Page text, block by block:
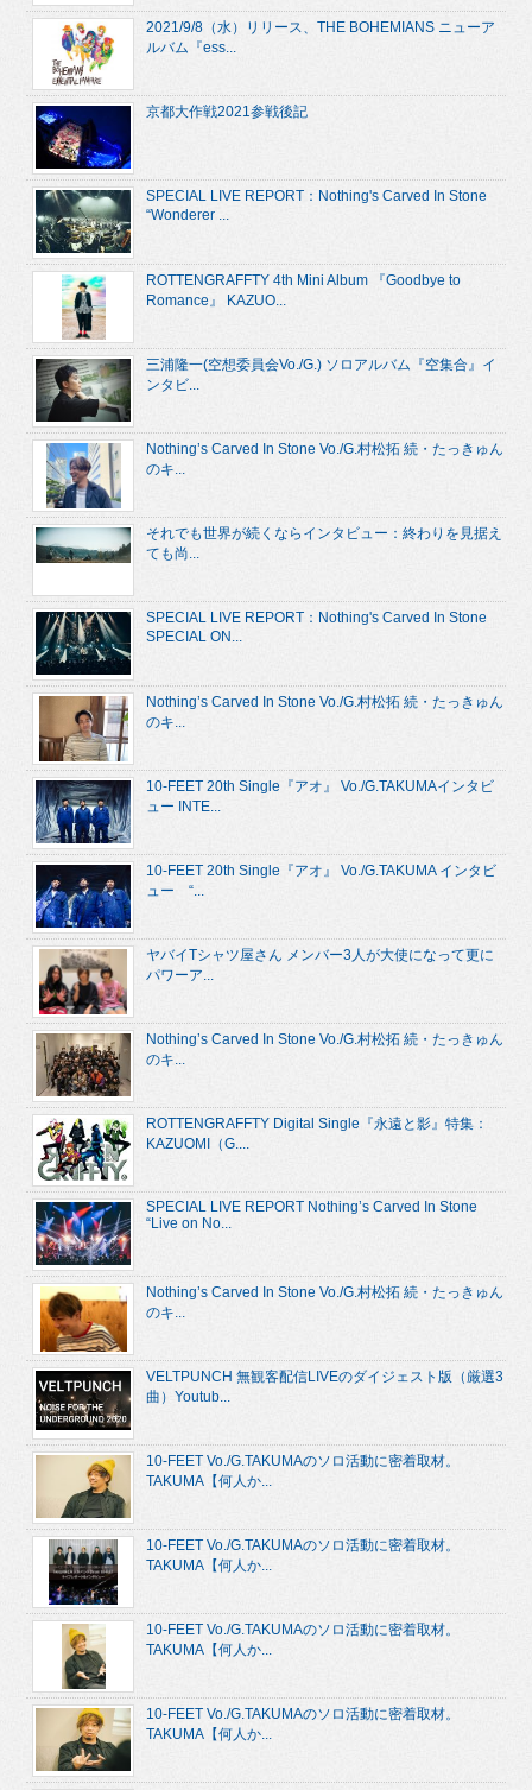
2021/9/8（水）リリース、THE BOHEMIANS ニューア
ルバム『ess...
京都大作戦2021参戦後記
SPECIAL LIVE REPORT：Nothing's Carved In Stone
“Wonderer ...
ROTTENGRAFFTY 4th Mini Album 『Goodbye to
Romance』 KAZUO...
三浦隆一(空想委員会Vo./G.) ソロアルバム『空集合』イ
ンタビ...
Nothing’s Carved In Stone Vo./G.村松拓 続・たっきゅん
のキ...
それでも世界が続くならインタビュー：終わりを見据え
ても尚...
SPECIAL LIVE REPORT：Nothing's Carved In Stone
SPECIAL ON...
Nothing’s Carved In Stone Vo./G.村松拓 続・たっきゅん
のキ...
10-FEET 20th Single『アオ』 Vo./G.TAKUMAインタビ
ュー INTE...
10-FEET 20th Single『アオ』 Vo./G.TAKUMA インタビ
ュー “...
ヤバイTシャツ屋さん メンバー3人が大使になって更に
パワーア...
Nothing’s Carved In Stone Vo./G.村松拓 続・たっきゅん
のキ...
ROTTENGRAFFTY Digital Single『永遠と影』特集：
KAZUOMI（G....
SPECIAL LIVE REPORT Nothing’s Carved In Stone
“Live on No...
Nothing’s Carved In Stone Vo./G.村松拓 続・たっきゅん
のキ...
VELTPUNCH 無観客配信LIVEのダイジェスト版（厳選3
曲）Youtub...
10-FEET Vo./G.TAKUMAのソロ活動に密着取材。
TAKUMA【何人か...
10-FEET Vo./G.TAKUMAのソロ活動に密着取材。
TAKUMA【何人か...
10-FEET Vo./G.TAKUMAのソロ活動に密着取材。
TAKUMA【何人か...
10-FEET Vo./G.TAKUMAのソロ活動に密着取材。
TAKUMA【何人か...